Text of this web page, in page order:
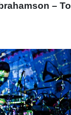
– To